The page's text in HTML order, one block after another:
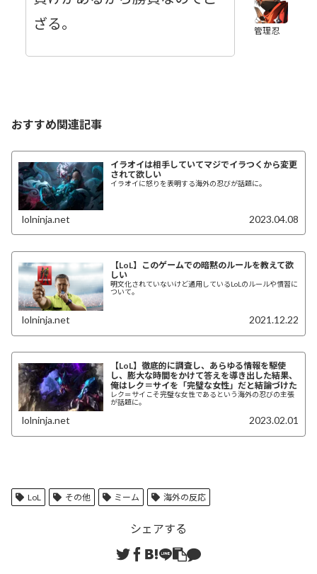
管理忍
ざる。
おすすめ関連記事
イラオイは相手していてマジでイラつくから変更
されて欲しい
イラオイに怒りを表明する海外の忍びが話題に。
lolninja.net 2023.04.08
【LoL】このゲームでの暗黙のルールを教えて欲
しい
明文化されていないけど通用しているLoLのルールや慣習に
ついて。
lolninja.net 2021.12.22
【LoL】徹底的に調査し、あらゆる情報を駆使
し、膨大な時間をかけて答えを導き出した結果、
俺はレク＝サイを「完璧な女性」だと結論づけた
レク＝サイこそ完璧な女性であるという海外の忍びの主張
が話題に。
lolninja.net 2023.02.01
LoL その他 ミーム 海外の反応
シェアする